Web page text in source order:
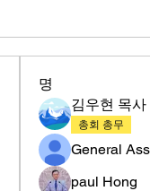
명
김우현 목사
총회 총무
paul Hong